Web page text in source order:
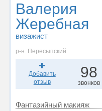
Валерия
Жеребная
визажист
р-н. Пересыпский
Добавить
отзыв
98
звонков
Фантазийный макияж